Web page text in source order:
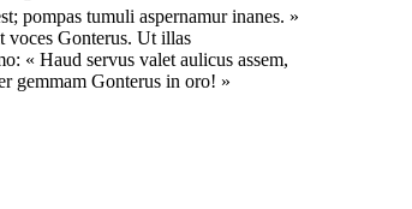
pompas tumuli aspernamur inanes. »
voces Gonterus. Ut illas
« Haud servus valet aulicus assem,
gemmam Gonterus in oro! »